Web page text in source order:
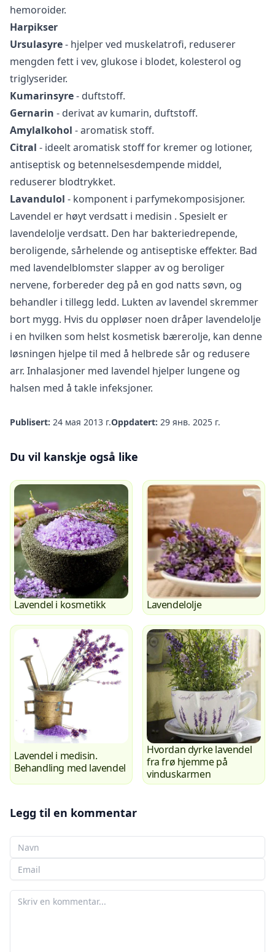
hemoroider.
Harpikser
Ursulasyre- hjelper ved muskelatrofi, reduserer
mengden fett i vev, glukose i blodet, kolesterol og
triglyserider.
Kumarinsyre- duftstoff.
Gernarin - derivat av kumarin, duftstoff.
Amylalkohol - aromatisk stoff.
Citral - ideelt aromatisk stoff for kremer og lotioner,
antiseptisk og betennelsesdempende middel,
reduserer blodtrykket.
Lavandulol - komponent i parfymekomposisjoner.
Lavendel er høyt verdsatt i medisin . Spesielt er
lavendelolje verdsatt. Den har bakteriedrepende,
beroligende, sårhelende og antiseptiske effekter. Bad
med lavendelblomster slapper av og beroliger
nervene, forbereder deg på en god natts søvn, og
behandler i tillegg ledd. Lukten av lavendel skremmer
bort mygg. Hvis du oppløser noen dråper lavendelolje
i en hvilken som helst kosmetisk bærerolje, kan denne
løsningen hjelpe til med å helbrede sår og redusere
arr. Inhalasjoner med lavendel hjelper lungene og
halsen med å takle infeksjoner.
Publisert: 24 мая 2013 г.Oppdatert: 29 янв. 2025 г.
Du vil kanskje også like
Lavendel i kosmetikk Lavendelolje
Lavendel i medisin.
Behandling med lavendel
Hvordan dyrke lavendel
fra frø hjemme på
vinduskarmen
Legg til en kommentar
Ditt navn
Din e-post
Din kommentar